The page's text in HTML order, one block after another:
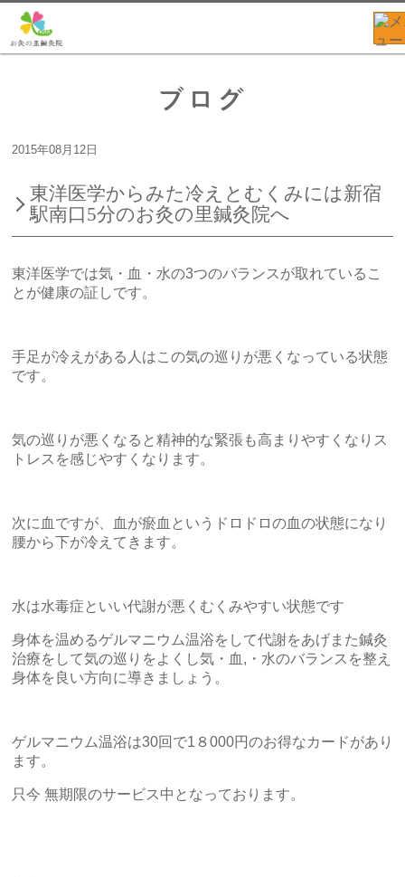
ブログ
2015年08月12日
東洋医学からみた冷えとむくみには新宿
駅南口5分のお灸の里鍼灸院へ
東洋医学では気・血・水の3つのバランスが取れているこ
とが健康の証しです。
手足が冷えがある人はこの気の巡りが悪くなっている状態
です。
気の巡りが悪くなると精神的な緊張も高まりやすくなりス
トレスを感じやすくなります。
次に血ですが、血が瘀血というドロドロの血の状態になり
腰から下が冷えてきます。
水は水毒症といい代謝が悪くむくみやすい状態です
身体を温めるゲルマニウム温浴をして代謝をあげまた鍼灸
治療をして気の巡りをよくし気・血,・水のバランスを整え
身体を良い方向に導きましょう。
ゲルマニウム温浴は30回で1８000円のお得なカードがあり
ます。
只今 無期限のサービス中となっております。